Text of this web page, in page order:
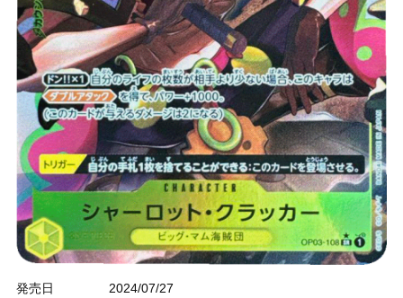
発売日 2024/07/27